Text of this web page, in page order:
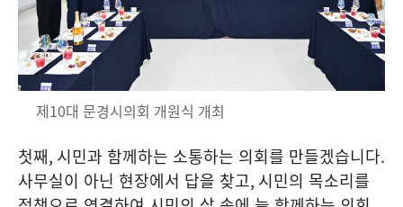
제10대 문경시의회 개원식 개최
첫째, 시민과 함께하는 소통하는 의회를 만들겠습니다.
사무실이 아닌 현장에서 답을 찾고, 시민의 목소리를